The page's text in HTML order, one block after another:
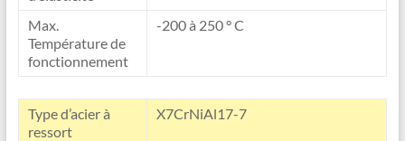
Max.
Température de
fonctionnement
-200 à 250 ° C
Type d’acier à
ressort
X7CrNiAl17-7